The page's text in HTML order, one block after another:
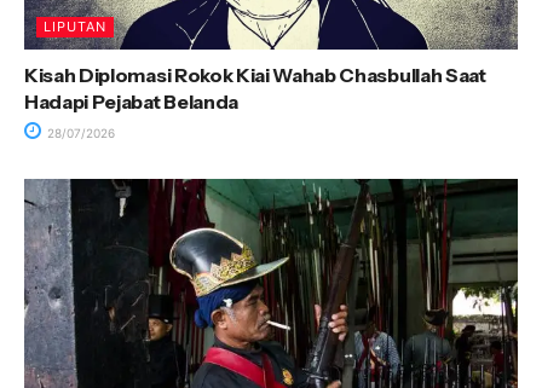
LIPUTAN
Kisah Diplomasi Rokok Kiai Wahab Chasbullah Saat
Hadapi Pejabat Belanda
28/07/2026